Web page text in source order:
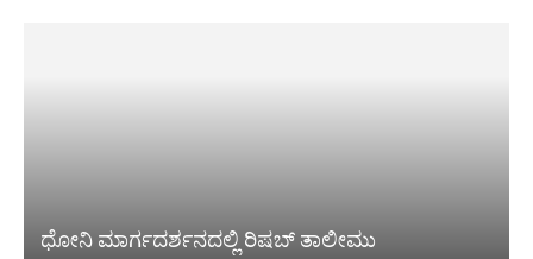
ಧೋನಿ ಮಾರ್ಗದರ್ಶನದಲ್ಲಿ ರಿಷಬ್ ತಾಲೀಮು